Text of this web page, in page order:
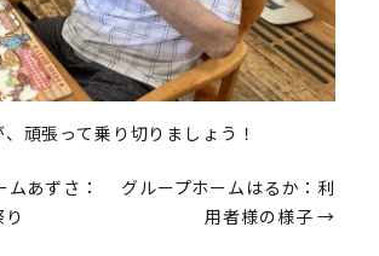
頑張って乗り切りましょう！
ムあずさ：
グループホームはるか：利
用者様の様子 →